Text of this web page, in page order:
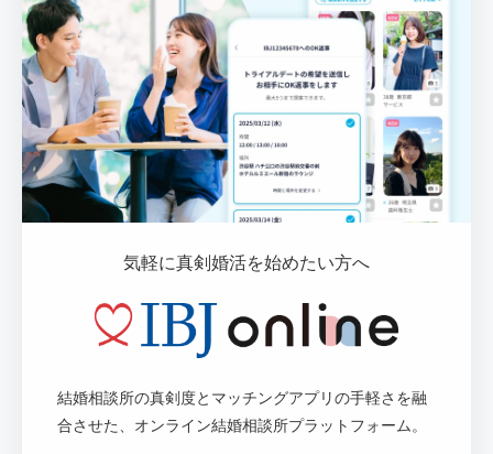
気軽に真剣婚活を始めたい方へ
結婚相談所の真剣度とマッチングアプリの手軽さを融
合させた、オンライン結婚相談所プラットフォーム。